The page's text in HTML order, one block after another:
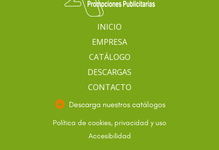
INICIO
EMPRESA
CATÁLOGO
DESCARGAS
CONTACTO
Descarga nuestros catálogos
Política de cookies, privacidad y uso
Accesibilidad